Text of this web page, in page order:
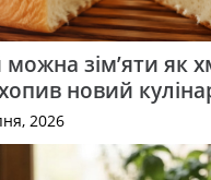
можна зім’яти як
новий
2026